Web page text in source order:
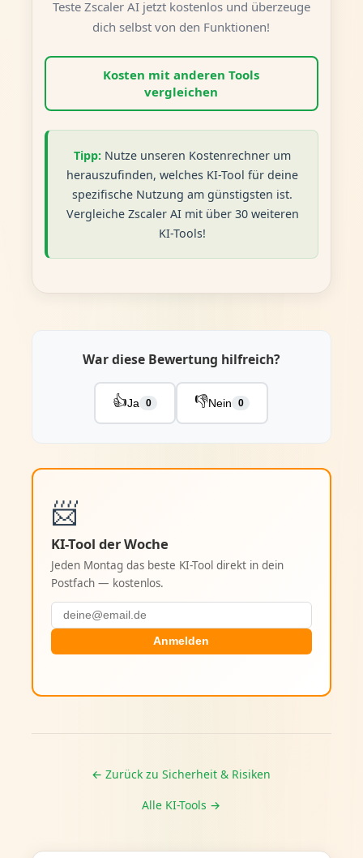
Teste Zscaler AI jetzt kostenlos und überzeuge
dich selbst von den Funktionen!
Kosten mit anderen Tools
vergleichen
Tipp: Nutze unseren Kostenrechner um
herauszufinden, welches KI-Tool für deine
spezifische Nutzung am günstigsten ist.
Vergleiche Zscaler AI mit über 30 weiteren
KI-Tools!
War diese Bewertung hilfreich?
👍Ja 0 👎Nein 0
📨
KI-Tool der Woche
Jeden Montag das beste KI-Tool direkt in dein
Postfach — kostenlos.
Anmelden
← Zurück zu Sicherheit & Risiken
Alle KI-Tools →